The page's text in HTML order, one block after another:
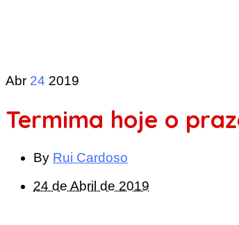
Abr 24 2019
Termima hoje o
By Rui Cardoso
24 de Abril de 2019